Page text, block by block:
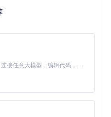
果没有，Rufus可帮助下载）
U盘，删除所有数据，请提
菜单中选择你的U盘。然后点
Claude Code 的开源替代方案。连接任意大模型，编辑代码，运行命令，自动验证 — 全自动执行。用 Rust 构建，极致性能。 ｜ An open-source alternative to Claude Code. Connect any LLM, edit code, run commands, and verify changes — autonomously. Built in Rust for speed. Get Started